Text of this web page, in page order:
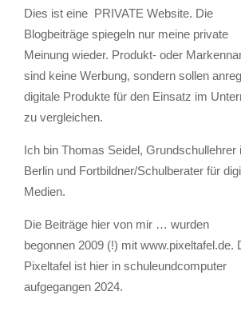
Dies ist eine PRIVATE Website. Die
Blogbeiträge spiegeln nur meine private
Meinung wieder. Produkt- oder
sind keine Werbung, sondern sollen
digitale Produkte für den Einsatz im
zu vergleichen.
Ich bin Thomas Seidel, Grundschullehrer
Berlin und Fortbildner/Schulberater für
Medien.
Die Beiträge hier von mir … wurden
begonnen 2009 (!) mit www.pixeltafel.de.
Pixeltafel ist hier in schuleundcomputer
aufgegangen 2024.